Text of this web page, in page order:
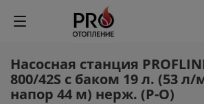
Насосная станция
800/42S с баком 19 л. (53
напор 44 м) нерж. (Р-О)